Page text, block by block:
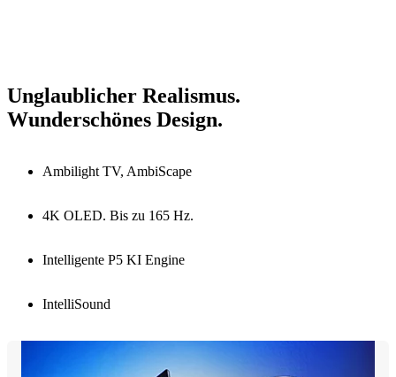
Unglaublicher Realismus.
Wunderschönes Design.
Ambilight TV, AmbiScape
4K OLED. Bis zu 165 Hz.
Intelligente P5 KI Engine
IntelliSound